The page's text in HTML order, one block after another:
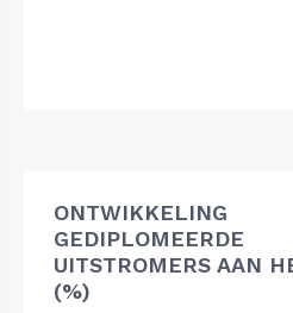
ONTWIKKELING
GEDIPLOMEERDE
UITSTROMERS AAN
(%)